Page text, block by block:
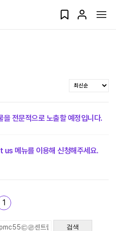
전문적으로 노출할 예정입니다.
메뉴를 이용해 신청해주세요.
1
검색